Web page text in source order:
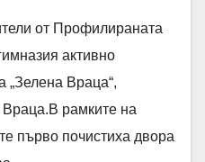
от Профилираната
активно
„Зелена Враца“,
рамките на
първо почистиха двора